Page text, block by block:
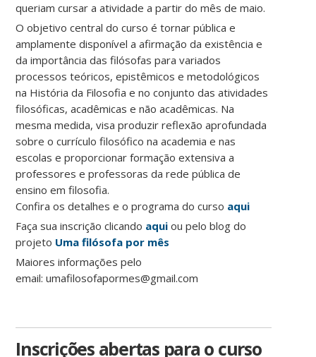
queriam cursar a atividade a partir do mês de maio.
O objetivo central do curso é tornar pública e
amplamente disponível a afirmação da existência e
da importância das filósofas para variados
processos teóricos, epistêmicos e metodológicos
na História da Filosofia e no conjunto das atividades
filosóficas, acadêmicas e não acadêmicas. Na
mesma medida, visa produzir reflexão aprofundada
sobre o currículo filosófico na academia e nas
escolas e proporcionar formação extensiva a
professores e professoras da rede pública de
ensino em filosofia.
Confira os detalhes e o programa do curso aqui
Faça sua inscrição clicando aqui ou pelo blog do
projeto Uma filósofa por mês
Maiores informações pelo
email: umafilosofapormes@gmail.com
Inscrições abertas para o curso